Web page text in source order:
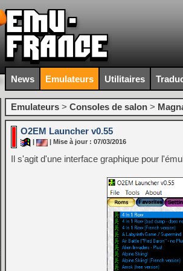
News Emulateurs Utilitaires
Emulateurs > Consoles de salon >
O2EM Launcher v0.55
| Mise à jour : 07/03/2016
Il s'agit d'une interface graphique pour